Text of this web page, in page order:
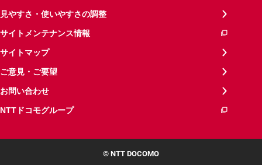
見やすさ・使いやすさの調整
サイトメンテナンス情報
サイトマップ
ご意見・ご要望
お問い合わせ
NTTドコモグループ
© NTT DOCOMO